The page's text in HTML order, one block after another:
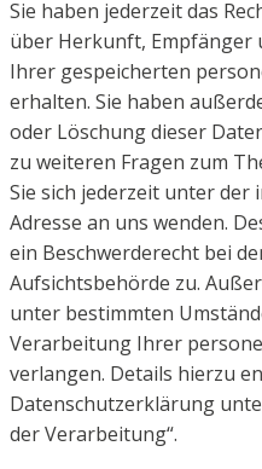
Sie haben jederzeit das
über Herkunft, Empfänger
Ihrer gespeicherten
erhalten. Sie haben
oder Löschung dieser
zu weiteren Fragen zum
Sie sich jederzeit unter der
Adresse an uns wenden.
ein Beschwerderecht bei
Aufsichtsbehörde zu.
unter bestimmten
Verarbeitung Ihrer
verlangen. Details hierzu
Datenschutzerklärung
der Verarbeitung“.